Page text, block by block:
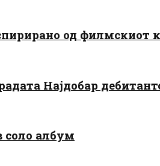
од филмскиот
Најдобар
соло албум